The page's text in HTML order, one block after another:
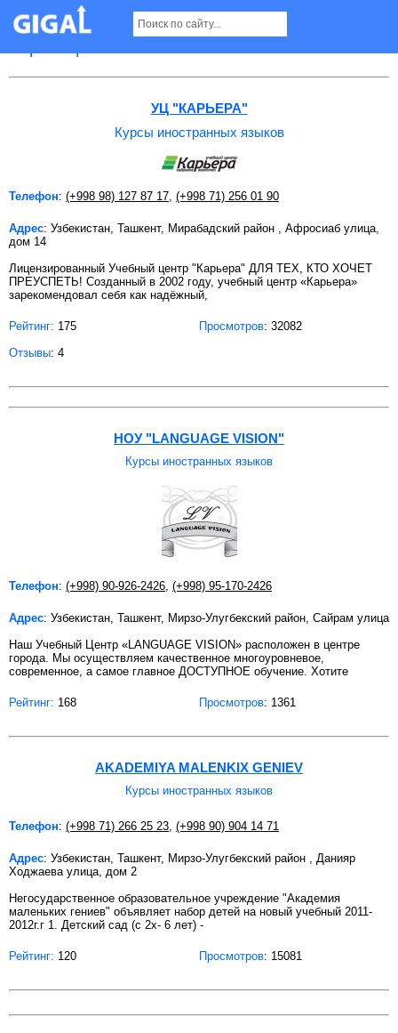
Курсы иностранных языков в Ташкенте
УЦ "КАРЬЕРА"
Курсы иностранных языков
Телефон: (+998 98) 127 87 17 (+998 71) 256 01 90
Адрес: Узбекистан, Ташкент, Мирабадский район , Афросиаб улица,
дом 14
Лицензированный Учебный центр "Карьера" ДЛЯ ТЕХ, КТО ХОЧЕТ
ПРЕУСПЕТЬ! Созданный в 2002 году, учебный центр «Карьера»
зарекомендовал себя как надёжный,
Рейтинг: 175 Просмотров: 32082
Отзывы: 4
НОУ "LANGUAGE VISION"
Курсы иностранных языков
Телефон: (+998) 90-926-2426, (+998) 95-170-2426
Адрес: Узбекистан, Ташкент, Мирзо-Улугбекский район, Сайрам улица
Наш Учебный Центр «LANGUAGE VISION» расположен в центре
города. Мы осуществляем качественное многоуровневое,
современное, а самое главное ДОСТУПНОЕ обучение. Хотите
Рейтинг: 168 Просмотров: 1361
AKADEMIYA MALENKIX GENIEV
Курсы иностранных языков
Телефон: (+998 71) 266 25 23, (+998 90) 904 14 71
Адрес: Узбекистан, Ташкент, Мирзо-Улугбекский район , Данияр
Ходжаева улица, дом 2
Негосударственное образовательное учреждение "Академия
маленьких гениев" объявляет набор детей на новый учебный 2011-
2012г.г 1. Детский сад (с 2х- 6 лет) -
Рейтинг: 120 Просмотров: 15081